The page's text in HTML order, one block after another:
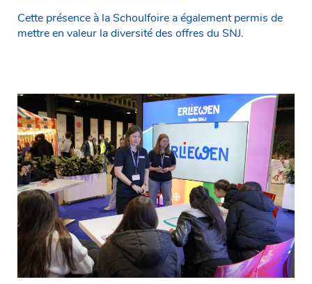
Cette présence à la Schoulfoire a également permis de
mettre en valeur la diversité des offres du SNJ.